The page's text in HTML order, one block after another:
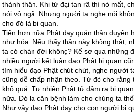
thành thân. Khi tứ đại tan rã thì nó mất,
nói vô ngã. Nhưng người ta nghe nói
cho đó là bi quan.
Tiến hơn nữa Phật dạy quán thân duyên
như hóa. Nếu thấy thân này không thật,
ta có chán đời không? Kể sơ qua những
nhiều người kết luận đạo Phật bi quan
tìm hiểu đạo Phật chút chút, nghe người
cũng dễ chấp nhận theo. Từ đó cho rằng
khổ quá. Tự nhiên Phật tử đâm ra bi
nữa. Đó là căn bệnh làm cho chúng ta
Như vậy đạo Phật dạy cho con người bi